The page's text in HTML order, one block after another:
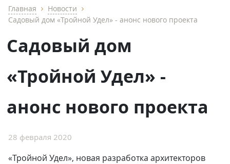
Главная chevron_right Новости chevron_right
Садовый дом «Тройной Удел» - анонс нового проекта
Садовый дом
«Тройной Удел» -
анонс нового проекта
28 февраля 2020
«Тройной Удел», новая разработка архитекторов